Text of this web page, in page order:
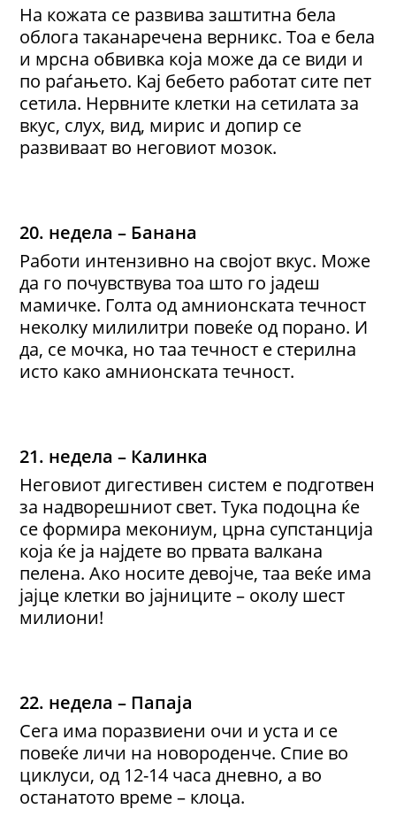
На кожата се развива заштитна бела
облога таканаречена верникс. Тоа е бела
и мрсна обвивка која може да се види и
по раѓањето. Кај бебето работат сите пет
сетила. Нервните клетки на сетилата за
вкус, слух, вид, мирис и допир се
развиваат во неговиот мозок.
20. недела – Банана
Работи интензивно на својот вкус. Може
да го почувствува тоа што го јадеш
мамичке. Голта од амнионската течност
неколку милилитри повеќе од порано. И
да, се мочка, но таа течност е стерилна
исто како амнионската течност.
21. недела – Калинка
Неговиот дигестивен систем е подготвен
за надворешниот свет. Тука подоцна ќе
се формира мекониум, црна супстанција
која ќе ја најдете во првата валкана
пелена. Ако носите девојче, таа веќе има
јајце клетки во јајниците – околу шест
милиони!
22. недела – Папаја
Сега има поразвиени очи и уста и се
повеќе личи на новороденче. Спие во
циклуси, од 12-14 часа дневно, а во
останатото време – клоца.